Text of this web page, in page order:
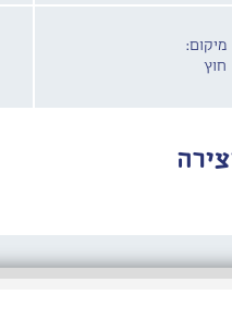
מיקום:
חוץ